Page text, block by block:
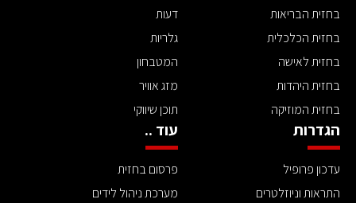
בחזית הבריאות
בחזית הכלכלית
בחזית לאישה
בחזית היהדות
בחזית המוזיקה
דעות
גלריות
המטבחון
מזג אוויר
תוכן שיווקי
הגדרות
עדכון פרופיל
התראות וניוזלטרים
עוד ..
פרסום בחזית
מערכת ניהול לידים